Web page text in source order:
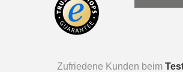
Zufriedene Kunden beim